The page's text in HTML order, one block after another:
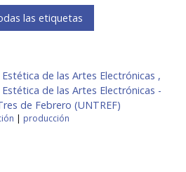
las etiquetas
de las Artes Electrónicas ,
de las Artes Electrónicas -
de Febrero (UNTREF)
| producción